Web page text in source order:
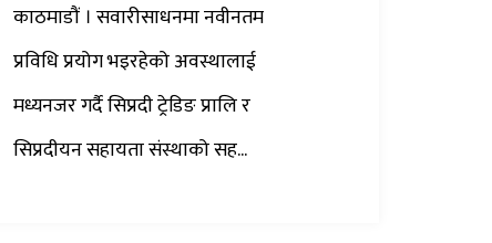
काठमाडौं । सवारीसाधनमा नवीनतम
प्रविधि प्रयोग भइरहेको अवस्थालाई
मध्यनजर गर्दै सिप्रदी ट्रेडिङ प्रालि र
सिप्रदीयन सहायता संस्थाको सह...